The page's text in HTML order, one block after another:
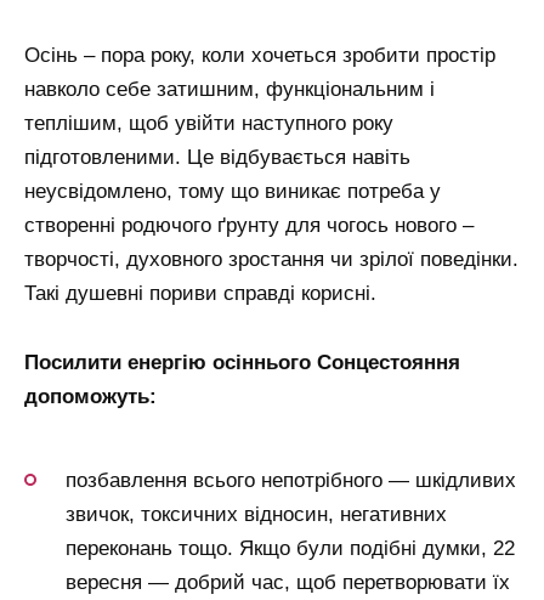
Осінь – пора року, коли хочеться зробити простір
навколо себе затишним, функціональним і
теплішим, щоб увійти наступного року
підготовленими. Це відбувається навіть
неусвідомлено, тому що виникає потреба у
створенні родючого ґрунту для чогось нового –
творчості, духовного зростання чи зрілої поведінки.
Такі душевні пориви справді корисні.
Посилити енергію осіннього Сонцестояння
допоможуть:
позбавлення всього непотрібного — шкідливих
звичок, токсичних відносин, негативних
переконань тощо. Якщо були подібні думки, 22
вересня — добрий час, щоб перетворювати їх